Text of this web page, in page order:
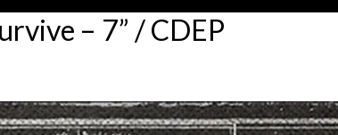
– 7” / CDEP